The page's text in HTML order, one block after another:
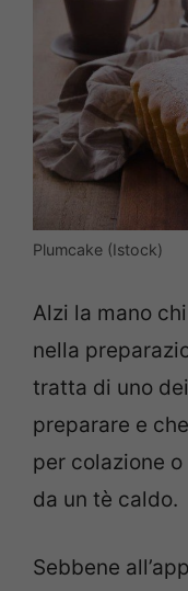
Plumcake (Istock)
Alzi la mano
nella
tratta di uno
preparare e
per colazione
da un tè caldo.
Sebbene